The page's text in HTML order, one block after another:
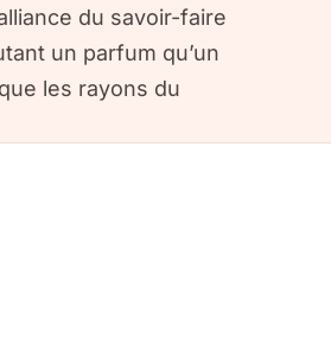
du savoir-faire
un parfum qu’un
les rayons du